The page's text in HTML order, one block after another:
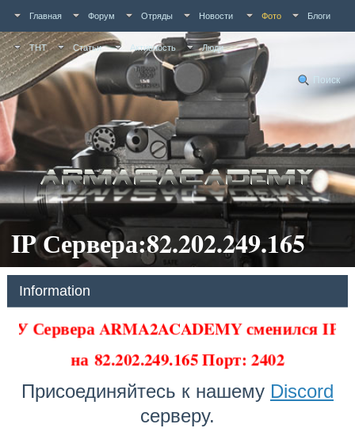
Главная Форум Отряды Новости Фото Блоги
ТНТ Статьи Активность Люди
Поиск
IP Сервера:82.202.249.165
Information
У Сервера ARMA2ACADEMY сменился IP
на82.202.249.165 Порт: 2402
Присоединяйтесь к нашему Discord
серверу.